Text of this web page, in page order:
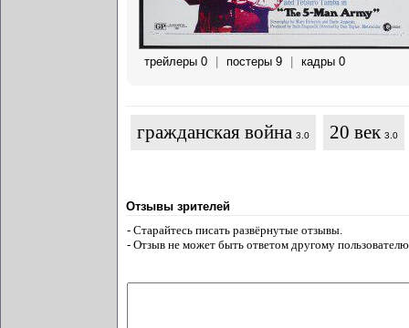
трейлеры 0 постеры 9 кадры 0
гражданская война 3.0 20 век 3.0
Отзывы зрителей
- Старайтесь писать развёрнутые отзывы.
- Отзыв не может быть ответом другому